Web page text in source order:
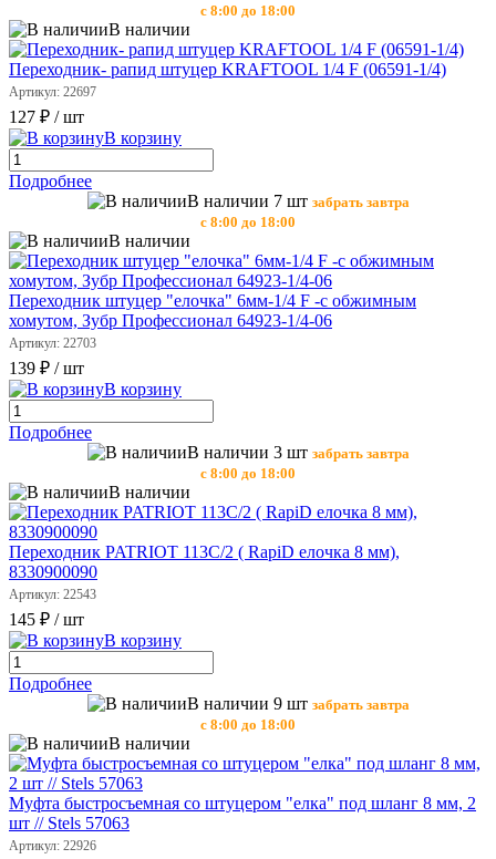
с 8:00 до 18:00
В наличии
Переходник- рапид штуцер KRAFTOOL 1/4 F (06591-1/4)
Артикул: 22697
127 ₽ / шт
В корзину
Подробнее
В наличии 7 шт забрать завтра
с 8:00 до 18:00
В наличии
Переходник штуцер "елочка" 6мм-1/4 F -с обжимным
хомутом, Зубр Профессионал 64923-1/4-06
Артикул: 22703
139 ₽ / шт
В корзину
Подробнее
В наличии 3 шт забрать завтра
с 8:00 до 18:00
В наличии
Переходник PATRIOT 113C/2 ( RapiD елочка 8 мм),
8330900090
Артикул: 22543
145 ₽ / шт
В корзину
Подробнее
В наличии 9 шт забрать завтра
с 8:00 до 18:00
В наличии
Муфта быстросъемная со штуцером "елка" под шланг 8 мм, 2
шт // Stels 57063
Артикул: 22926